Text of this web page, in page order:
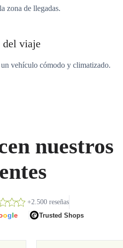
zona de llegadas.
viaje
vehículo cómodo y climatizado.
nuestros
+2.500 reseñas
ogle Trusted Shops